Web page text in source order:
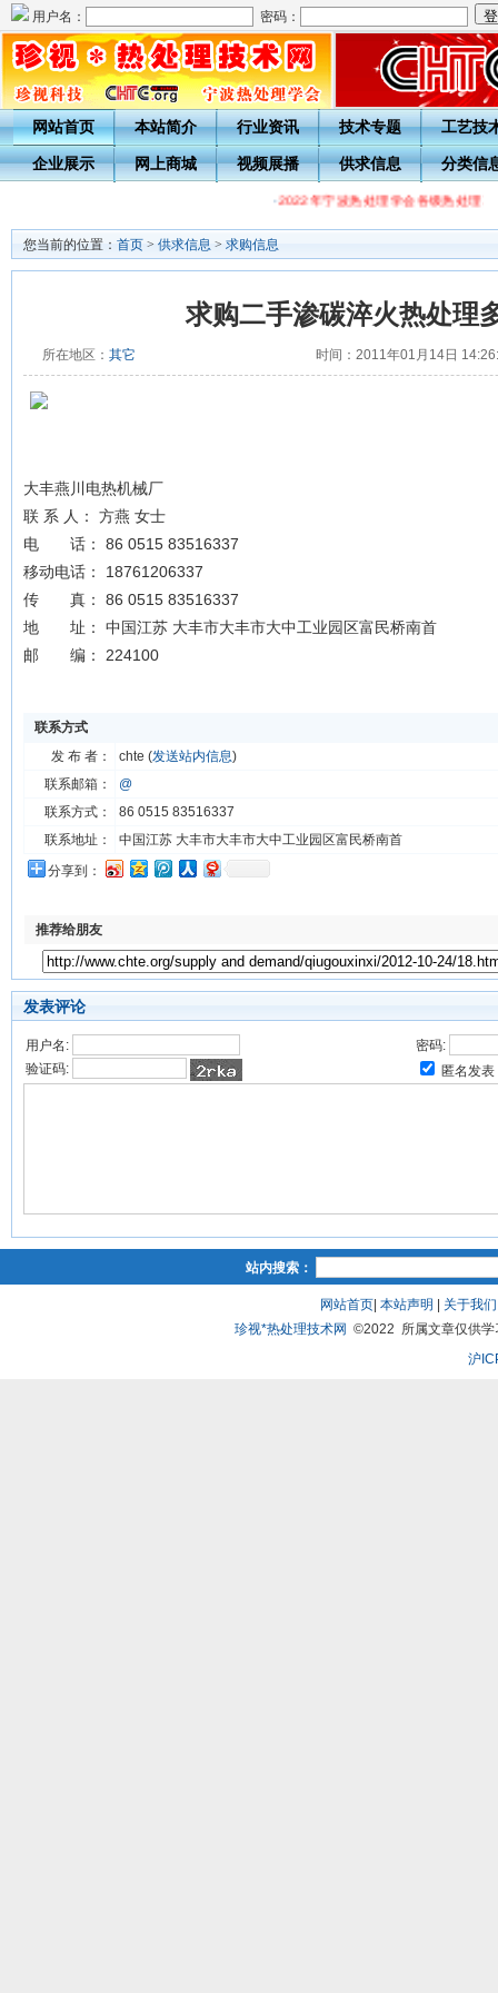
用户名： 密码：
网站首页 本站简介 行业资讯 技术专题 工艺技
企业展示 网上商城 视频展播 供求信息 分类信
·2022年宁波热处理学会各级热处理工
您当前的位置： 首页 > 供求信息 > 求购信息
求购二手渗碳淬火热处理
所在地区： 其它 时间：2011年01月14日
大丰燕川电热机械厂
联 系 人： 方燕 女士
电 话： 86 0515 83516337
移动电话： 18761206337
传 真： 86 0515 83516337
地 址： 中国江苏 大丰市大丰市大中工业园区富民桥南首
邮 编： 224100
联系方式
发 布 者：
chte (发送站内信息)
联系邮箱：
@
联系方式：
86 0515 83516337
联系地址：
中国江苏 大丰市大丰市大中工业园区富民桥南首
分享到：
推荐给朋友
发表评论
用户名:
密码:
验证码:
匿名发表
站内搜索：
网站首页| 本站声明 关于我们
珍视*热处理技术网 ©2022 所属文章仅供学
沪